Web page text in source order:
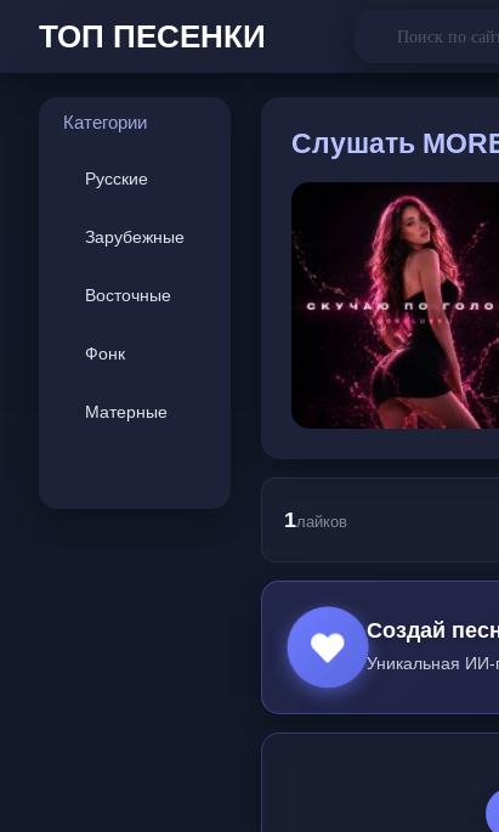
ТОП ПЕСЕНКИ
Категории
Русские
Зарубежные
Восточные
Фонк
Матерные
Слушать
1лайков
Создай
Уникальная